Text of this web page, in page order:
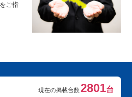
ご指
現在の掲載台数2801台